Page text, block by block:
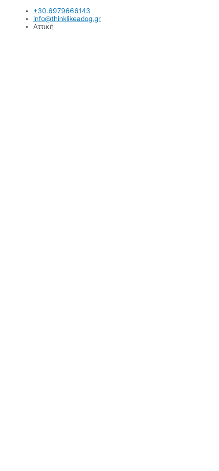
Μετάβαση
περιεχόμενο
+30.6979666143
info@thinklikeadog.gr
Αττική